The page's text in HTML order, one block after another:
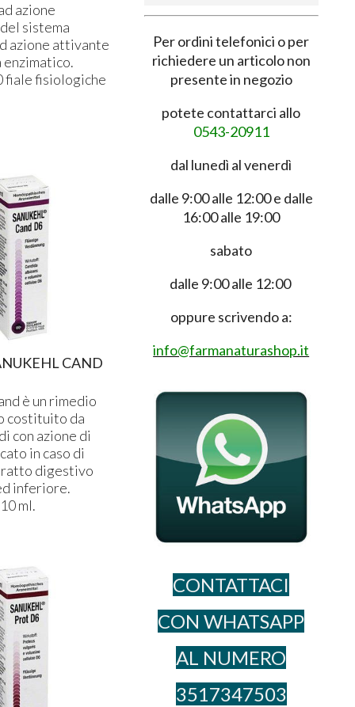
azione
sistema
azione attivante
enzimatico.
fiale fisiologiche
CAND
è un rimedio
costituito da
con azione di
in caso di
digestivo
inferiore.
ml.
Per ordini telefonici o per
richiedere un articolo non
presente in negozio
potete contattarci allo
0543-20911
dal lunedì al venerdì
dalle 9:00 alle 12:00 e dalle
16:00 alle 19:00
sabato
dalle 9:00 alle 12:00
oppure scrivendo a:
info@farmanaturashop.it
CONTATTACI
CON WHATSAPP
AL NUME​RO
3517347503